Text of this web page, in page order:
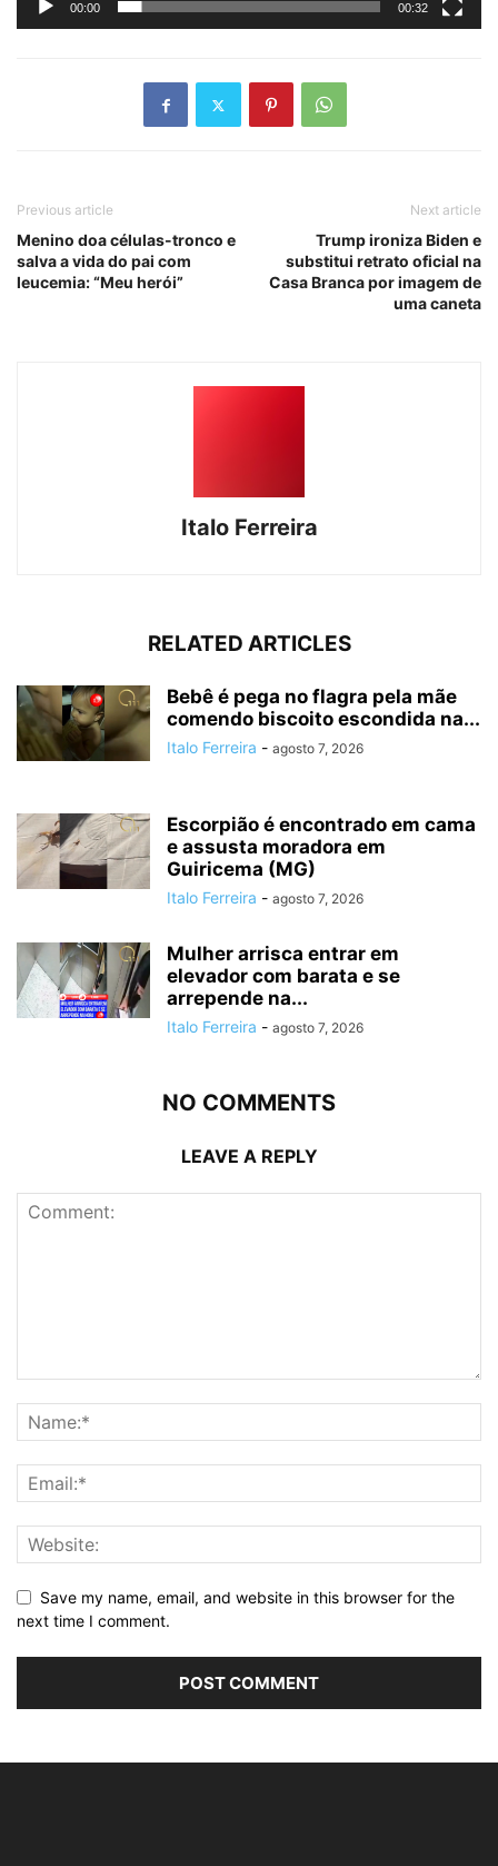
00:00 00:32
Previous article
Menino doa células-tronco e
salva a vida do pai com
leucemia: “Meu herói”
Next article
Trump ironiza Biden e
substitui retrato oficial na
Casa Branca por imagem de
uma caneta
Italo Ferreira
RELATED ARTICLES
Bebê é pega no flagra pela mãe
comendo biscoito escondida na...
Italo Ferreira - agosto 7, 2026
Escorpião é encontrado em cama
e assusta moradora em
Guiricema (MG)
Italo Ferreira - agosto 7, 2026
Mulher arrisca entrar em
elevador com barata e se
arrepende na...
Italo Ferreira - agosto 7, 2026
NO COMMENTS
LEAVE A REPLY
Save my name, email, and website in this browser for the
next time I comment.